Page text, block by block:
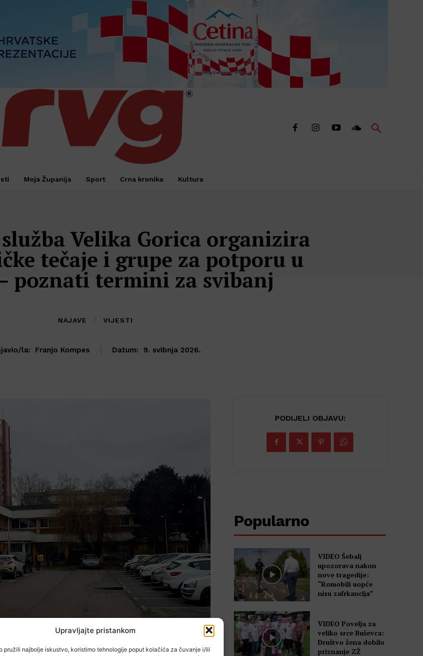
Upravljajte pristankom
pružili najbolje iskustvo, koristimo tehnologije poput kolačića za čuvanje i/ili
Moja Županija Sport Crna kronika Kultura
Velika Gorica organizira
tečaje i grupe za potporu u
poznati termini za svibanj
NAJAVE VIJESTI
la: Franjo Kompes Datum: 9. svibnja 2026.
PODIJELI OBJAVU:
Popularno
VIDEO Šebalj
upozorava nakon
nove tragedije:
“Romobili uopće
nisu zafrkancija”
VIDEO Povelja za
veliko srce Buševca:
Društvo žena dobilo
priznanje ZŽ